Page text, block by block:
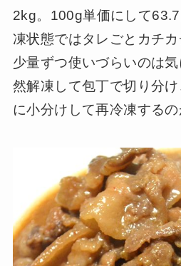
2kg。100g単価にして
凍状態ではタレごとカチカ
少量ずつ使いづらいのは
然解凍して包丁で切り分
に小分けして再冷凍するの